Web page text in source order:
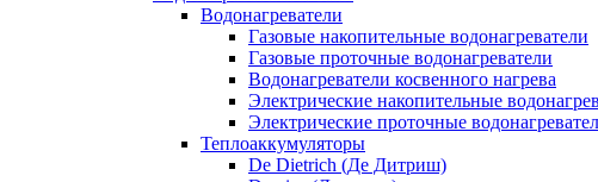
Водонагреватели
Газовые накопительные водонагреватели
Газовые проточные водонагреватели
Водонагреватели косвенного нагрева
Электрические накопительные
Электрические проточные
Теплоаккумуляторы
De Dietrich (Де Дитриш)